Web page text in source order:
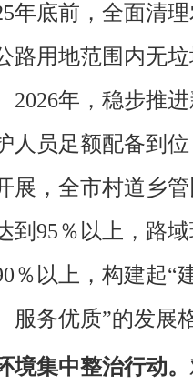
年底前，全面清
路用地范围内无
2026年，稳步推
人员足额配备到
展，全市村道乡
到95％以上，路
％以上，构建起“
服务优质”的发展
境集中整治行动。